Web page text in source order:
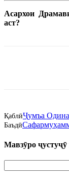
Асархои Драмав
аст?
ҚаблӣҶумъа Одина
Баъдӣ
Мавзӯро ҷустуҷӯ